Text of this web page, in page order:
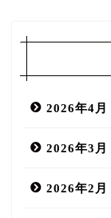
2026年4月
2026年3月
2026年2月